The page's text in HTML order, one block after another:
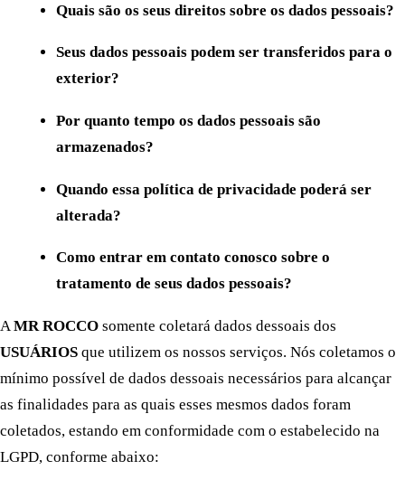
Quais são os seus direitos sobre os dados pessoais?
Seus dados pessoais podem ser transferidos para o
exterior?
Por quanto tempo os dados pessoais são
armazenados?
Quando essa política de privacidade poderá ser
alterada?
Como entrar em contato conosco sobre o
tratamento de seus dados pessoais?
A MR ROCCO somente coletará dados dessoais dos
USUÁRIOS que utilizem os nossos serviços. Nós coletamos o
mínimo possível de dados dessoais necessários para alcançar
as finalidades para as quais esses mesmos dados foram
coletados, estando em conformidade com o estabelecido na
LGPD, conforme abaixo: